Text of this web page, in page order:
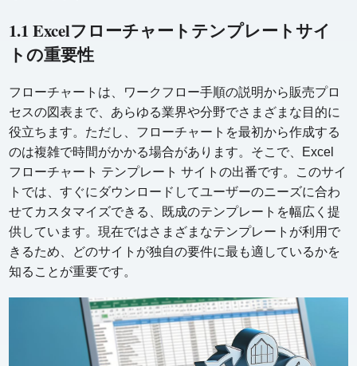
1.1 Excelフローチャートテンプレートサイ
トの重要性
フローチャートは、ワークフロー手順の説明から販売プロ
セスの図表まで、あらゆる業界や分野でさまざまな目的に
役立ちます。ただし、フローチャートを最初から作成する
のは複雑で時間がかかる場合があります。そこで、Excel
フローチャート テンプレート サイトの出番です。このサイ
トでは、すぐにダウンロードしてユーザーのニーズに合わ
せてカスタマイズできる、既成のテンプレートを幅広く提
供しています。現在ではさまざまなテンプレートが利用で
きるため、どのサイトが独自の要件に最も適しているかを
知ることが重要です。